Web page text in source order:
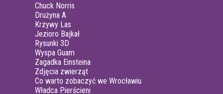
Chuck Norris
Drużyna A
Krzywy Las
Jezioro Bajkał
Rysunki 3D
Wyspa Guam
Zagadka Einsteina
Zdjęcia zwierząt
Co warto zobaczyć we Wrocławiu
Władca Pierścieni